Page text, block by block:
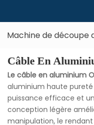
Machine de découpe
Câble En
Le câble en aluminium
aluminium haute
puissance efficace et
conception légère
manipulation, le